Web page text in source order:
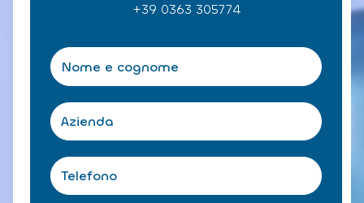
+39 0363 305774
N
o
m
e
e
c
g
n
A
z
e
n
d
T
e